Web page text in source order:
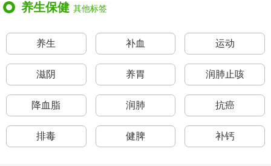
养生保健 其他标签
养生 补血 运动
滋阴 养胃 润肺止咳
降血脂 润肺 抗癌
排毒 健脾 补钙